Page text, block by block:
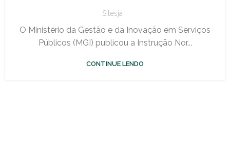
Sitesja
O Ministério da Gestão e da Inovação em Serviços
Públicos (MGI) publicou a Instrução Nor...
CONTINUE LENDO